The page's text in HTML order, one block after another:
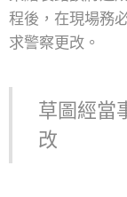
程後，在現場務
求警察更改。
草圖經當
改